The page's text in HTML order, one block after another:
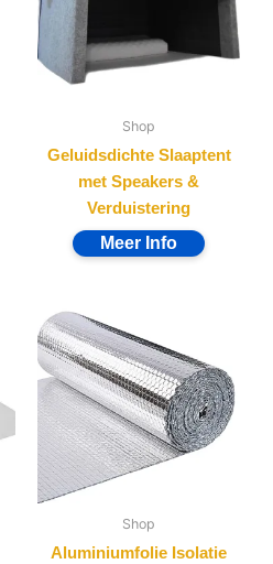
Shop
Geluidsdichte Slaaptent
met Speakers &
Verduistering
Shop
Aluminiumfolie Isolatie